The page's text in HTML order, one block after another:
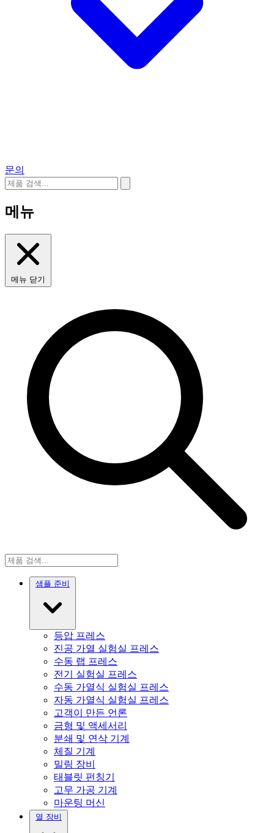
문의
메뉴
메뉴 닫기
샘플 준비
등압 프레스
진공 가열 실험실 프레스
수동 랩 프레스
전기 실험실 프레스
수동 가열식 실험실 프레스
자동 가열식 실험실 프레스
고객이 만든 언론
금형 및 액세서리
분쇄 및 연삭 기계
체질 기계
밀링 장비
태블릿 펀칭기
고무 가공 기계
마운팅 머신
열 장비